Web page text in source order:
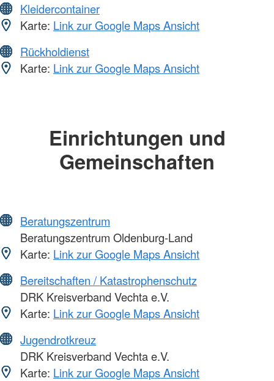
Kleidercontainer
Karte: Link zur Google Maps Ansicht
Rückholdienst
Karte: Link zur Google Maps Ansicht
Einrichtungen und
Gemeinschaften
Beratungszentrum
Beratungszentrum Oldenburg-Land
Karte: Link zur Google Maps Ansicht
Bereitschaften / Katastrophenschutz
DRK Kreisverband Vechta e.V.
Karte: Link zur Google Maps Ansicht
Jugendrotkreuz
DRK Kreisverband Vechta e.V.
Karte: Link zur Google Maps Ansicht